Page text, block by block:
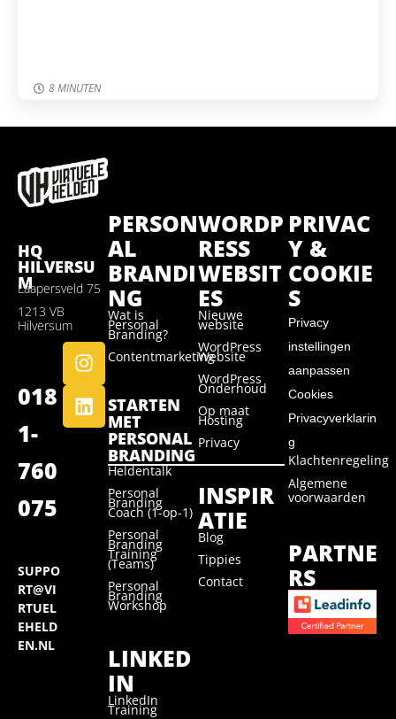
8 MINUTEN
HQ
HILVERSU
M
Laapersveld 75
1213 VB
Hilversum
018
1-
760
075
SUPPO
RT@VI
RTUEL
EHELD
EN.NL
PERSON
AL
BRANDI
NG
Wat is
Personal
Branding?
Contentmarketing
STARTEN
MET
PERSONAL
BRANDING
Heldentalk
Personal
Branding
Coach (1-op-1)
Personal
Branding
Training
(Teams)
Personal
Branding
Workshop
LINKED
IN
LinkedIn
Training
WORDP
RESS
WEBSIT
ES
Nieuwe
website
WordPress
Website
WordPress
Onderhoud
Op maat
Hosting
Privacy
INSPIR
ATIE
Blog
Tippies
Contact
PRIVAC
Y &
COOKIE
S
Privacy
instellingen
aanpassen
Cookies
Privacyverklarin
g
Klachtenregeling
Algemene
voorwaarden
PARTNE
RS